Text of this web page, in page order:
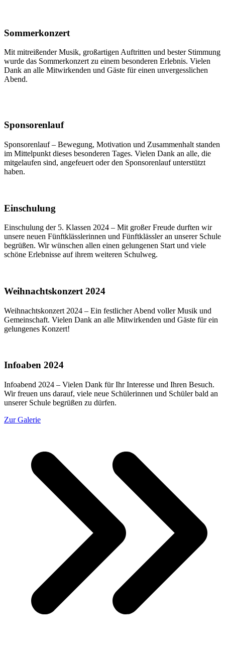
Sommerkonzert
Mit mitreißender Musik, großartigen Auftritten und bester Stimmung
wurde das Sommerkonzert zu einem besonderen Erlebnis. Vielen
Dank an alle Mitwirkenden und Gäste für einen unvergesslichen
Abend.
Sponsorenlauf
Sponsorenlauf – Bewegung, Motivation und Zusammenhalt standen
im Mittelpunkt dieses besonderen Tages. Vielen Dank an alle, die
mitgelaufen sind, angefeuert oder den Sponsorenlauf unterstützt
haben.
Einschulung
Einschulung der 5. Klassen 2024 – Mit großer Freude durften wir
unsere neuen Fünftklässlerinnen und Fünftklässler an unserer Schule
begrüßen. Wir wünschen allen einen gelungenen Start und viele
schöne Erlebnisse auf ihrem weiteren Schulweg.
Weihnachtskonzert 2024
Weihnachtskonzert 2024 – Ein festlicher Abend voller Musik und
Gemeinschaft. Vielen Dank an alle Mitwirkenden und Gäste für ein
gelungenes Konzert!
Infoaben 2024
Infoabend 2024 – Vielen Dank für Ihr Interesse und Ihren Besuch.
Wir freuen uns darauf, viele neue Schülerinnen und Schüler bald an
unserer Schule begrüßen zu dürfen.
Zur Galerie